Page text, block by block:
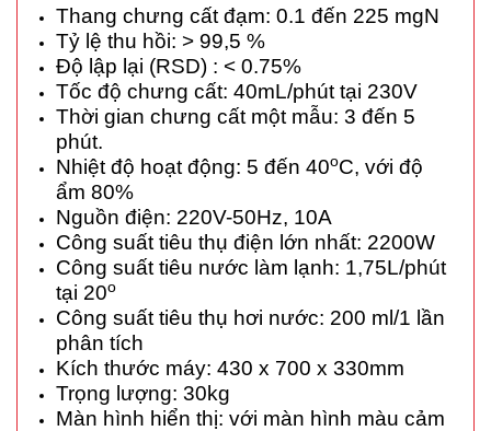
Thang chưng cất đạm: 0.1 đến 225 mgN
Tỷ lệ thu hồi: > 99,5 %
Độ lập lại (RSD) : < 0.75%
Tốc độ chưng cất: 40mL/phút tại 230V
Thời gian chưng cất một mẫu: 3 đến 5
phút.
Nhiệt độ hoạt động: 5 đến 40oC, với độ
ẩm 80%
Nguồn điện: 220V-50Hz, 10A
Công suất tiêu thụ điện lớn nhất: 2200W
Công suất tiêu nước làm lạnh: 1,75L/phút
tại 20o
Công suất tiêu thụ hơi nước: 200 ml/1 lần
phân tích
Kích thước máy: 430 x 700 x 330mm
Trọng lượng: 30kg
Màn hình hiển thị: với màn hình màu cảm